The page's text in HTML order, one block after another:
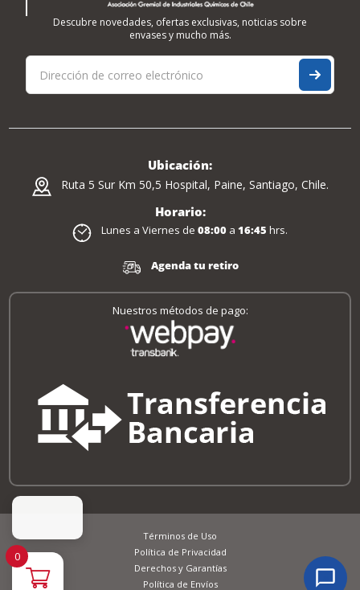
Descubre novedades, ofertas exclusivas, noticias sobre
envases y mucho más.
Ubicación:
Ruta 5 Sur Km 50,5 Hospital, Paine, Santiago, Chile.
Horario:
Lunes a Viernes de 08:00 a 16:45 hrs.
Agenda tu retiro
Nuestros métodos de pago:
Términos de Uso
Política de Privacidad
Derechos y Garantías
Política de Envíos
0